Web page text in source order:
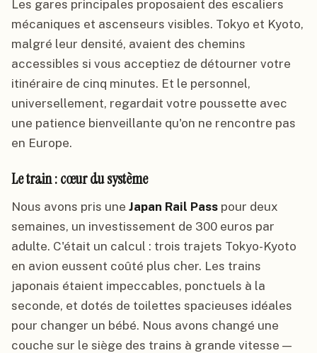
Les gares principales proposaient des escaliers
mécaniques et ascenseurs visibles. Tokyo et Kyoto,
malgré leur densité, avaient des chemins
accessibles si vous acceptiez de détourner votre
itinéraire de cinq minutes. Et le personnel,
universellement, regardait votre poussette avec
une patience bienveillante qu'on ne rencontre pas
en Europe.
Le train : cœur du système
Nous avons pris une Japan Rail Pass pour deux
semaines, un investissement de 300 euros par
adulte. C'était un calcul : trois trajets Tokyo-Kyoto
en avion eussent coûté plus cher. Les trains
japonais étaient impeccables, ponctuels à la
seconde, et dotés de toilettes spacieuses idéales
pour changer un bébé. Nous avons changé une
couche sur le siège des trains à grande vitesse —